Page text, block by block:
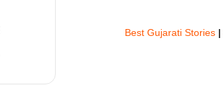
Best Gujarati Stories |